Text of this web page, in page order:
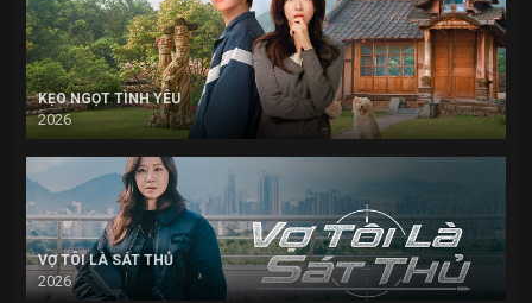
KẸO NGỌT TÌNH YÊU
2026
VỢ TÔI LÀ SÁT THỦ
2026